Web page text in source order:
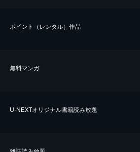
ポイント（レンタル）作品
無料マンガ
U-NEXTオリジナル書籍読み放題